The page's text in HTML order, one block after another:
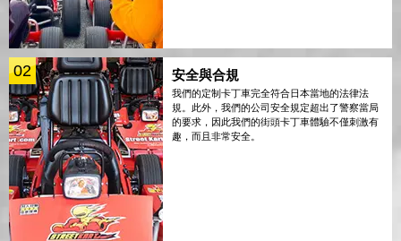
02 安全與合規
我們的定制卡丁車完全符合日本當地的法律法
規。此外，我們的公司安全規定超出了警察當局
的要求，因此我們的街頭卡丁車體驗不僅刺激有
趣，而且非常安全。